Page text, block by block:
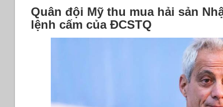
Quân đội Mỹ thu mua hải sản
lệnh cấm của ĐCSTQ